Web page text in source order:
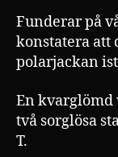
Funderar på
konstatera att
polarjackan
En kvarglömd
två sorglösa
T.